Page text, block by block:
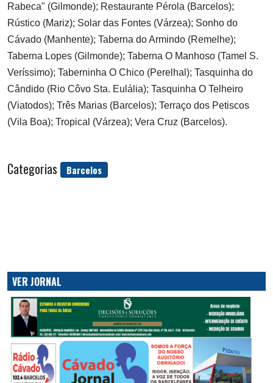
Rabeca" (Gilmonde); Restaurante Pérola (Barcelos);
Rústico (Mariz); Solar das Fontes (Várzea); Sonho do
Cávado (Manhente); Taberna do Armindo (Remelhe);
Taberna Lopes (Gilmonde); Taberna O Manhoso (Tamel S.
Veríssimo); Taberninha O Chico (Perelhal); Tasquinha do
Cândido (Rio Côvo Sta. Eulália); Tasquinha O Telheiro
(Viatodos); Três Marias (Barcelos); Terraço dos Petiscos
(Vila Boa); Tropical (Várzea); Vera Cruz (Barcelos).
Categorias Barcelos
VER JORNAL